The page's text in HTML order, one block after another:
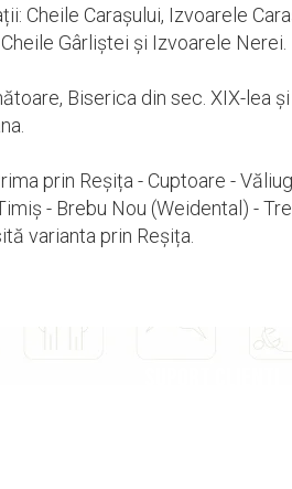
Cheile Carașului, Izvoarele
Gârliștei și Izvoarele Nerei.
Biserica din sec. XIX-lea
prin Reșița - Cuptoare -
- Brebu Nou (Weidental) -
varianta prin Reșița.